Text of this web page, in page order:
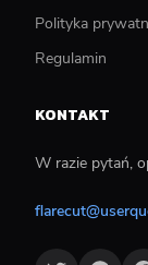
Polityka
Regulamin
KONTAKT
W razie pytań,